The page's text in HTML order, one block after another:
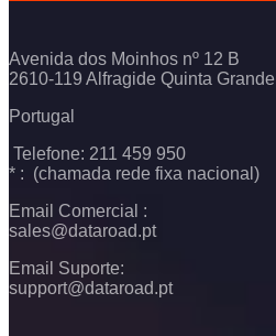
Avenida dos Moinhos nº 12 B
2610-119 Alfragide Quinta Grande
Portugal
Telefone: 211 459 950
* : (chamada rede fixa nacional)
Email Comercial :
sales@dataroad.pt
Email Suporte:
support@dataroad.pt